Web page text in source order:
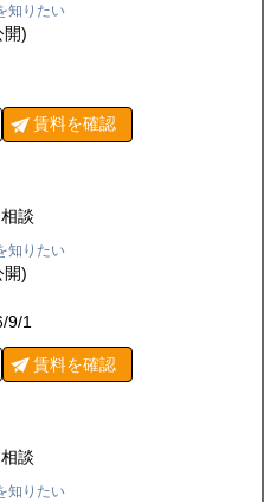
知りたい
開)
賃料を確認
相談
知りたい
開)
9/1
賃料を確認
相談
知りたい